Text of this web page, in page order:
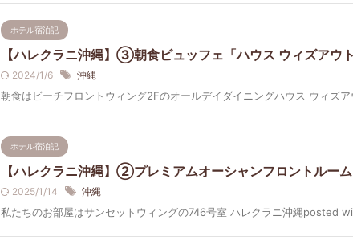
ホテル宿泊記
【ハレクラニ沖縄】③朝食ビュッフェ「ハウス ウィズアウト
2024/1/6 沖縄
朝食はビーチフロントウィング2Fのオールデイダイニングハウス ウィズ
ホテル宿泊記
【ハレクラニ沖縄】②プレミアムオーシャンフロントルーム
2025/1/14 沖縄
私たちのお部屋はサンセットウィングの746号室 ハレクラニ沖縄posted